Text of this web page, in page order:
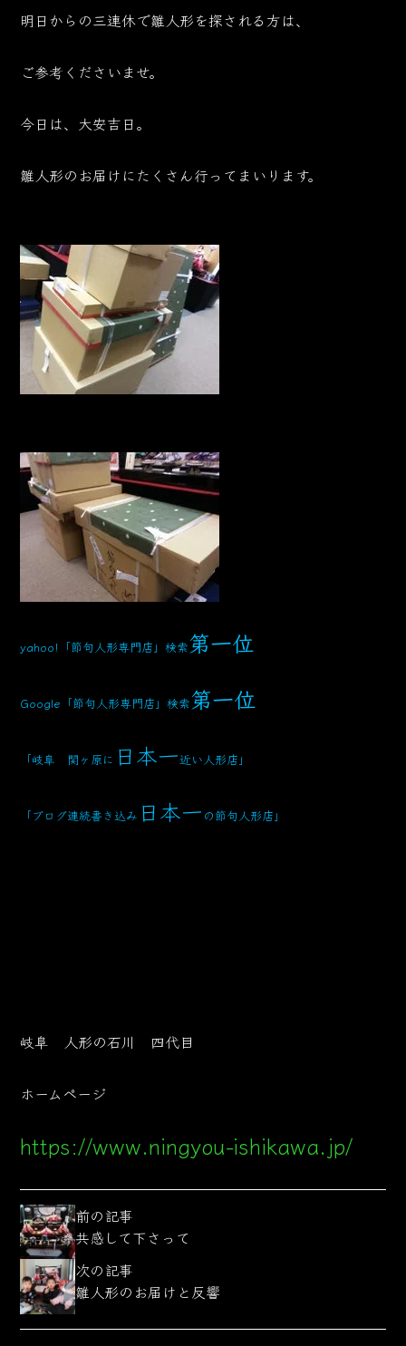
明日からの三連休で雛人形を探される方は、
ご参考くださいませ。
今日は、大安吉日。
雛人形のお届けにたくさん行ってまいります。
yahoo!「節句人形専門店」検索第一位
Google「節句人形専門店」検索第一位
「岐阜 関ヶ原に 日本一近い人形店」
「ブログ連続書き込み 日本一 の節句人形店」
岐阜 人形の石川 四代目
ホームページ
https://www.ningyou-ishikawa.jp/
前の記事
共感して下さって
次の記事
雛人形のお届けと反響